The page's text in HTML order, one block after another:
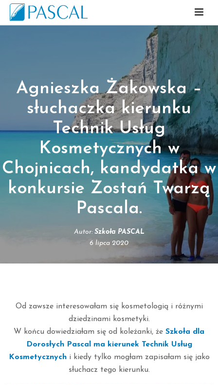
Agnieszka Żakowska –
słuchaczka kierunku
Technik Usług
Kosmetycznych w
Chojnicach, kandydatka w
konkursie Zostań Twarzą
Pascala.
Autor: Szkoła PASCAL
6 lipca 2020
Od zawsze interesowałam się kosmetologią i różnymi
dziedzinami kosmetyki.
W końcu dowiedziałam się od koleżanki, że Szkoła dla
Dorosłych Pascal ma kierunek Technik Usług
Kosmetycznychi kiedy tylko mogłam zapisałam się jako
słuchacz tego kierunku.